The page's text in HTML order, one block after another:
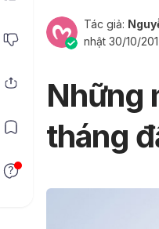
Tác giả:
nhật 30/10/
Những
tháng